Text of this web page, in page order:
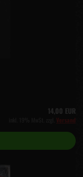
14,00 EUR
Versand